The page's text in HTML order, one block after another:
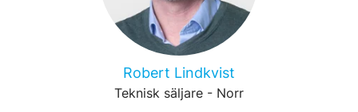
Robert Lindkvist
Teknisk säljare - Norr